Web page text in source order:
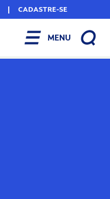
| CADASTRE-SE
MENU